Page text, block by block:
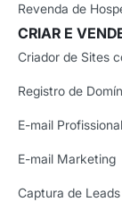
Revenda de
CRIAR E
Criador de Sites
Registro de
E-mail Profissional
E-mail Marketing
Captura de Leads